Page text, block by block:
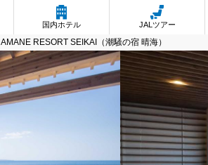
国内ホテル JALツアー
AMANE RESORT SEIKAI（潮騒の宿 晴海）